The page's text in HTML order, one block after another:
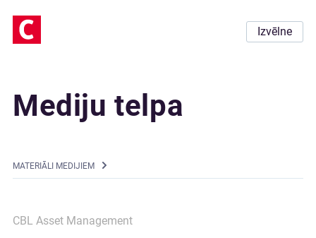
Izvēlne
Mediju telpa
MATERIĀLI MEDIJIEM
CBL Asset Management